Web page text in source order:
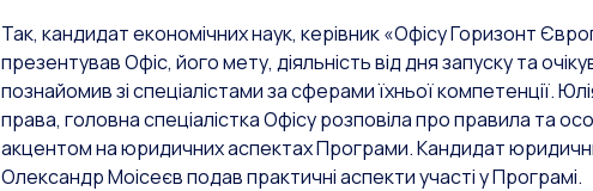
Так, кандидат економічних наук, керівник «Офісу Горизонт
презентував Офіс, його мету, діяльність від дня запуску та
познайомив зі спеціалістами за сферами їхньої компетенції.
права, головна спеціалістка Офісу розповіла про правила та
акцентом на юридичних аспектах Програми. Кандидат
Олександр Моісеєв подав практичні аспекти участі у Програмі.